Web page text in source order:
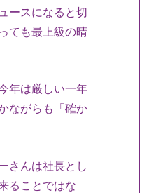
ースになると切
ても最上級の晴
年は厳しい一年
ながらも「確か
さんは社長とし
ることではな